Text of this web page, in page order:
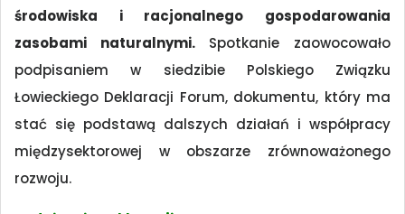
środowiska i racjonalnego gospodarowania
zasobami naturalnymi.Spotkanie zaowocowało
podpisaniem w siedzibie Polskiego Związku
Łowieckiego Deklaracji Forum, dokumentu, który ma
stać się podstawą dalszych działań i współpracy
międzysektorowej w obszarze zrównoważonego
rozwoju.